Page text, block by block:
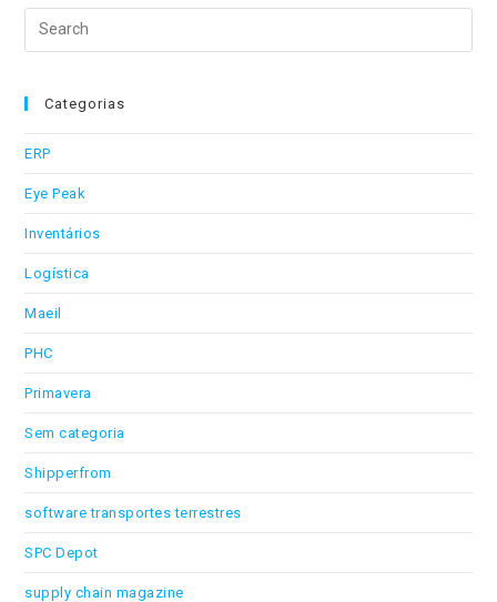
Search
this
Categorias
ERP
Eye Peak
Inventários
Logística
Maeil
PHC
Primavera
Sem categoria
Shipperfrom
software transportes terrestres
SPC Depot
supply chain magazine